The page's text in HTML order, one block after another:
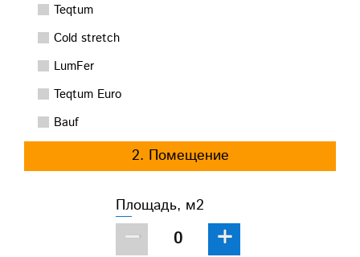
Teqtum
Cold stretch
LumFer
Teqtum Euro
Bauf
2. Помещение
Площадь, м2
− +